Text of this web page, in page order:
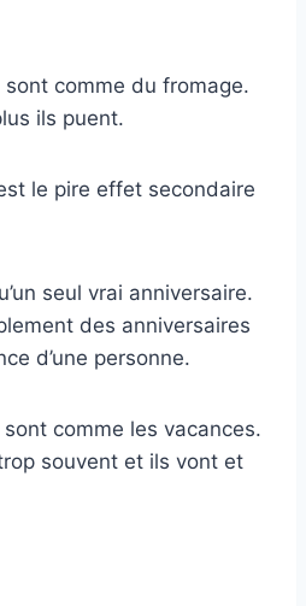
comme du fromage.
ils puent.
le pire effet secondaire
seul vrai anniversaire.
des anniversaires
d’une personne.
comme les vacances.
souvent et ils vont et